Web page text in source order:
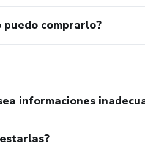
comprarlo?
informaciones